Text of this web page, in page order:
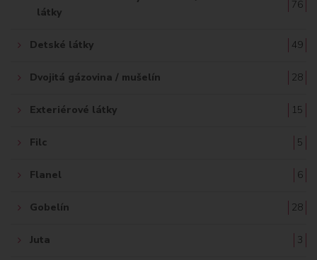
látky
76
Detské látky 49
Dvojitá gázovina / mušelín 28
Exteriérové látky 15
Filc 5
Flanel 6
Gobelín 28
Juta 3